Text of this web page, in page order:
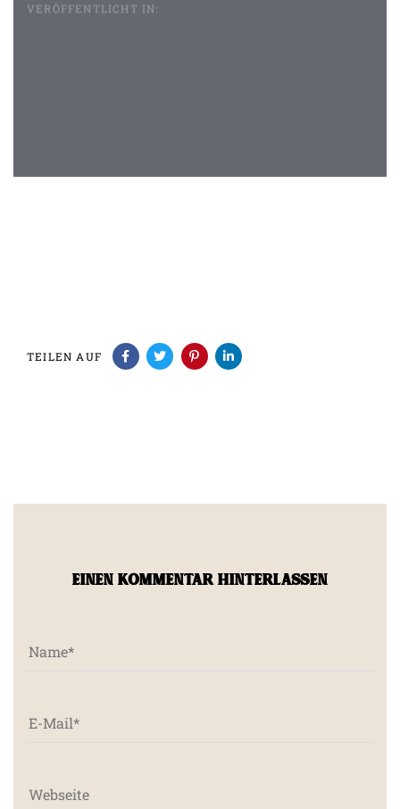
VERÖFFENTLICHT IN:
TEILEN AUF
EINEN KOMMENTAR HINTERLASSEN